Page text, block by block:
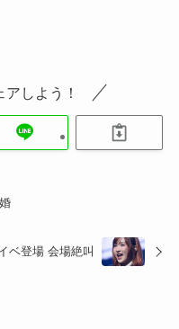
しよう！
ベ登場 会場絶叫